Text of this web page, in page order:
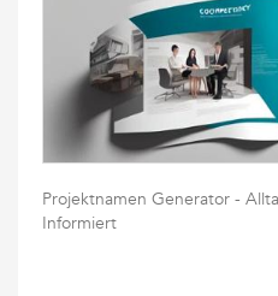
Projektnamen Generator -
Informiert